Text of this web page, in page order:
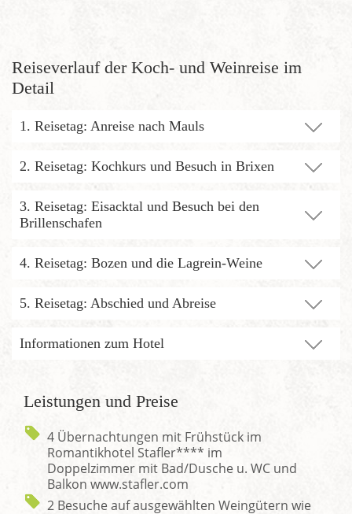
Reiseverlauf der Koch- und Weinreise im
Detail
1. Reisetag: Anreise nach Mauls
2. Reisetag: Kochkurs und Besuch in Brixen
3. Reisetag: Eisacktal und Besuch bei den
Brillenschafen
4. Reisetag: Bozen und die Lagrein-Weine
5. Reisetag: Abschied und Abreise
Informationen zum Hotel
Leistungen und Preise
4 Übernachtungen mit Frühstück im
Romantikhotel Stafler**** im
Doppelzimmer mit Bad/Dusche u. WC und
Balkon www.stafler.com
2 Besuche auf ausgewählten Weingütern wie